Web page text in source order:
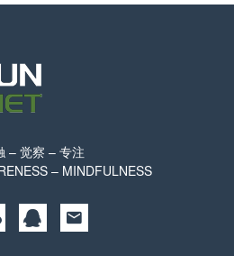
– 觉察 – 专注
– MINDFULNESS